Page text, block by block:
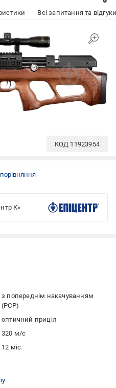
Всі запитання та
КОД 11923954
К»
з попереднім накачуванням
(PCP)
оптичний приціл
320 м/с
12 міс.